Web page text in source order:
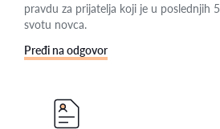
pravdu za prijatelja koji je u poslednjih
svotu novca.
Pređi na odgovor